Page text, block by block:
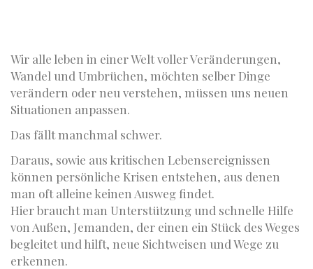
Wir alle leben in einer Welt voller Veränderungen,
Wandel und Umbrüchen, möchten selber Dinge
verändern oder neu verstehen, müssen uns neuen
Situationen anpassen.
Das fällt manchmal schwer.
Daraus, sowie aus kritischen Lebensereignissen
können persönliche Krisen entstehen, aus denen
man oft alleine keinen Ausweg findet.
Hier braucht man Unterstützung und schnelle Hilfe
von Außen, Jemanden, der einen ein Stück des Weges
begleitet und hilft, neue Sichtweisen und Wege zu
erkennen.